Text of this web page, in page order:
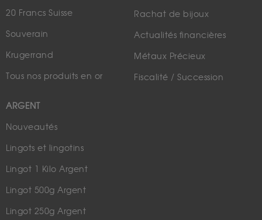
20 Francs Suisse
Souverain
Krugerrand
Tous nos produits en or
ARGENT
Nouveautés
Lingots et lingotins
Lingot 1 Kilo Argent
Lingot 500g Argent
Lingot 250g Argent
Rachat de bijoux
Actualités financières
Métaux Précieux
Fiscalité / Succession